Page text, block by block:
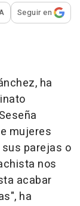
para
Seguir en
ha
mujeres
parejas o
nos
acabar
ha